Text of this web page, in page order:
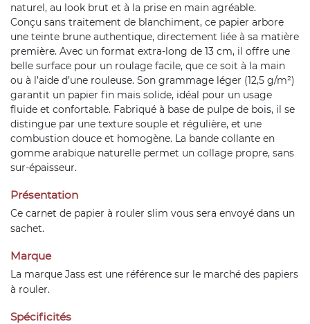
naturel, au look brut et à la prise en main agréable.
Conçu sans traitement de blanchiment, ce papier arbore
une teinte brune authentique, directement liée à sa matière
première. Avec un format extra-long de 13 cm, il offre une
belle surface pour un roulage facile, que ce soit à la main
ou à l’aide d’une rouleuse. Son grammage léger (12,5 g/m²)
garantit un papier fin mais solide, idéal pour un usage
fluide et confortable. Fabriqué à base de pulpe de bois, il se
distingue par une texture souple et régulière, et une
combustion douce et homogène. La bande collante en
gomme arabique naturelle permet un collage propre, sans
sur-épaisseur.
Présentation
Ce carnet de papier à rouler slim vous sera envoyé dans un
sachet.
Marque
La marque Jass est une référence sur le marché des papiers
à rouler.
Spécificités